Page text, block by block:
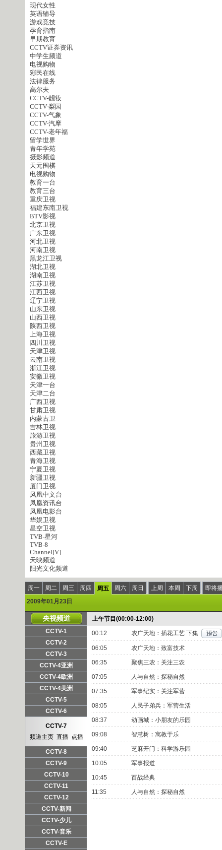
现代女性
英语辅导
游戏竞技
孕育指南
早期教育
CCTV证券资讯
中学生频道
电视购物
彩民在线
法律服务
高尔夫
CCTV-靓妆
CCTV-梨园
CCTV-气象
CCTV-汽摩
CCTV-老年福
留学世界
青年学苑
摄影频道
天元围棋
电视购物
教育一台
教育三台
重庆卫视
福建东南卫视
BTV影视
北京卫视
广东卫视
河北卫视
河南卫视
黑龙江卫视
湖北卫视
湖南卫视
江苏卫视
江西卫视
辽宁卫视
山东卫视
山西卫视
陕西卫视
上海卫视
四川卫视
天津卫视
云南卫视
浙江卫视
安徽卫视
天津一台
天津二台
广西卫视
甘肃卫视
内蒙古卫
吉林卫视
旅游卫视
贵州卫视
西藏卫视
青海卫视
宁夏卫视
新疆卫视
厦门卫视
凤凰中文台
凤凰资讯台
凤凰电影台
华娱卫视
星空卫视
TVB-星河
TVB-8
Channel[V]
天映频道
阳光文化频道
周一 周二 周三 周四 周五 周六 周日 上周 本周 下周
即将
2009年01月23日
央视频道
CCTV-1
频道主页 直播
CCTV-2
频道主页 直播
CCTV-3
频道主页 直播 点播
CCTV-4亚洲
频道主页 直播 点播
CCTV-4欧洲
频道主页 直播 点播
CCTV-4美洲
频道主页 直播
CCTV-5
频道主页 直播
CCTV-6
频道主页 直播
CCTV-7
频道主页 直播 点播
CCTV-8
频道主页 直播
CCTV-9
频道主页 直播
CCTV-10
频道主页 直播
CCTV-11
频道主页 直播
CCTV-12
频道主页 直播 点播
CCTV-新闻
频道主页 直播 点播
CCTV-少儿
频道主页 直播 点播
CCTV-音乐
频道主页 直播
CCTV-E
上午节目(00:00-12:00)
00:12 农广天地：插花工艺 下集
06:05 农广天地：致富技术
06:35 聚焦三农：关注三农
07:05 人与自然：探秘自然
07:35 军事纪实：关注军营
08:05 人民子弟兵：军营生活
08:37 动画城：小朋友的乐园
09:08 智慧树：寓教于乐
09:40 芝麻开门：科学游乐园
10:05 军事报道
10:45 百战经典
11:35 人与自然：探秘自然